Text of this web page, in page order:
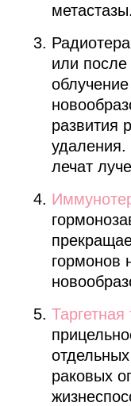
метастазы.
или после
развития
удаления.
лечат
гормонов
Таргетная
раковых